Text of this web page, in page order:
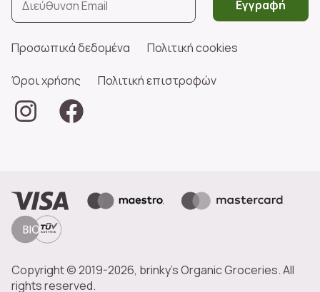
Εγγραφή
Προσωπικά δεδομένα Πολιτική cookies
Όροι χρήσης Πολιτική επιστροφών
Copyright © 2019-2026, brinky's Organic Groceries. All
rights reserved.